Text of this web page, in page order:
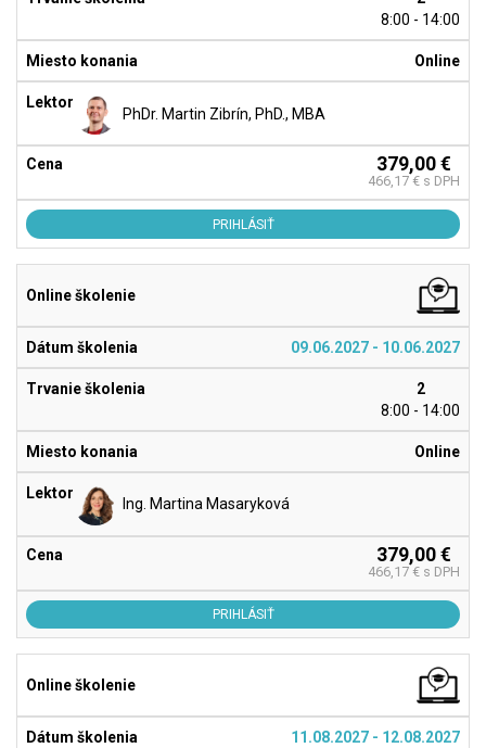
8:00 - 14:00
Online
PhDr. Martin Zibrín, PhD., MBA
379,00 €
466,17 € s DPH
PRIHLÁSIŤ
09.06.2027 - 10.06.2027
2
8:00 - 14:00
Online
Ing. Martina Masaryková
379,00 €
466,17 € s DPH
PRIHLÁSIŤ
11.08.2027 - 12.08.2027